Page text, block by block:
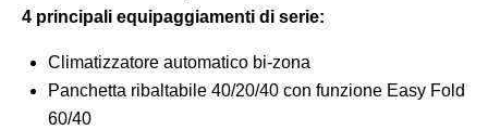
4 principali equipaggiamenti di serie:
Climatizzatore automatico bi-zona
Panchetta ribaltabile 40/20/40 con funzione Easy Fold
60/40